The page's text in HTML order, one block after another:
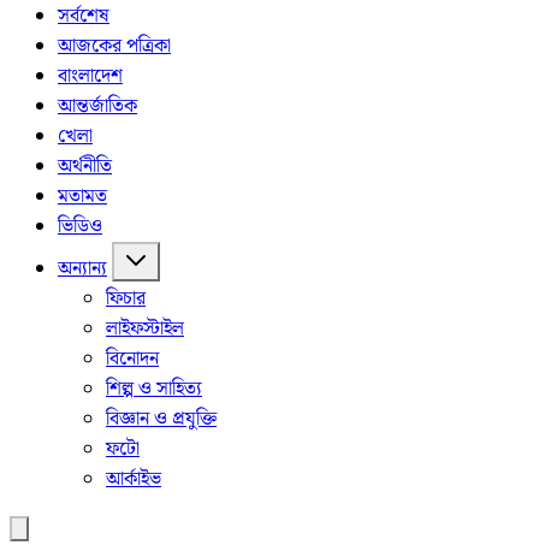
সর্বশেষ
আজকের পত্রিকা
বাংলাদেশ
আন্তর্জাতিক
খেলা
অর্থনীতি
মতামত
ভিডিও
অন্যান্য
ফিচার
লাইফস্টাইল
বিনোদন
শিল্প ও সাহিত্য
বিজ্ঞান ও প্রযুক্তি
ফটো
আর্কাইভ